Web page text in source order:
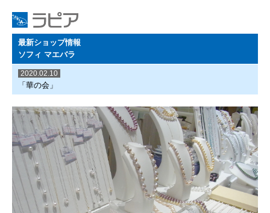
最新ショップ情報
ソフィ マエバラ
2020.02.10
「華の会」